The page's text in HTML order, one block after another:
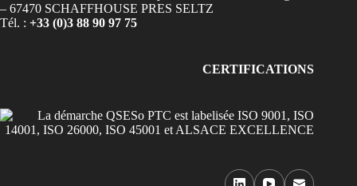
– 67470 SCHAFFHOUSE PRES SELTZ
Tél. : +33 (0)3 88 90 97 75
CERTIFICATIONS